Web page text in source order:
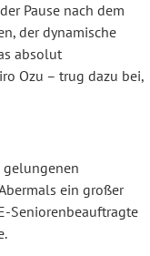
Pause nach dem
der dynamische
absolut
Ozu – trug dazu bei,
gelungenen
ein großer
Seniorenbeauftragte